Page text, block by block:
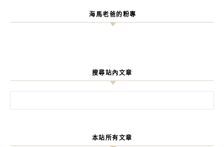
海馬老爸的粉專
搜尋站內文章
本站所有文章